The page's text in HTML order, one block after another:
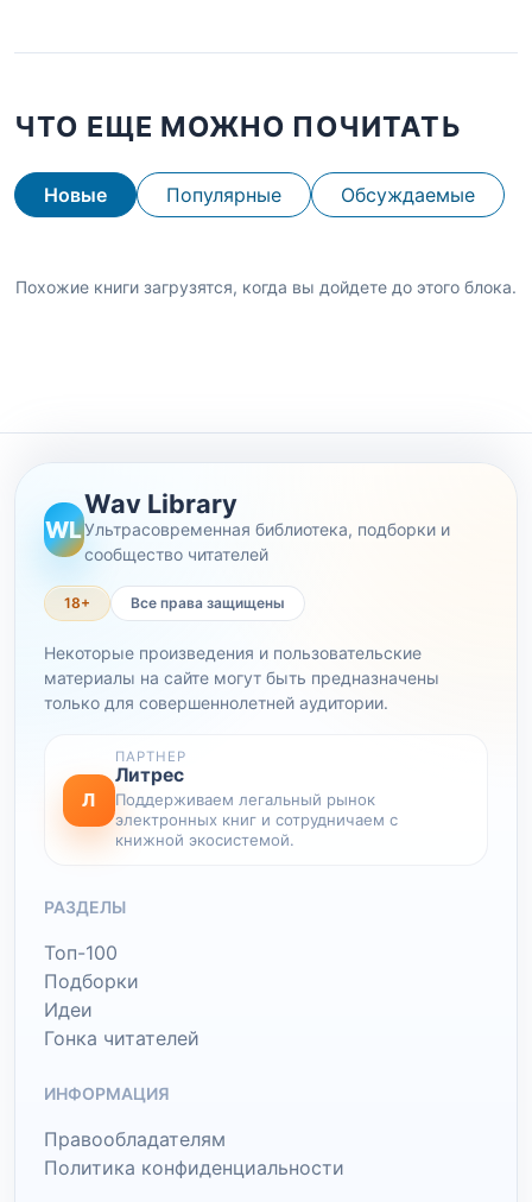
ЧТО ЕЩЕ МОЖНО ПОЧИТАТЬ
Новые Популярные Обсуждаемые
Похожие книги загрузятся, когда вы дойдете до этого блока.
WL
Wav Library
Ультрасовременная библиотека, подборки и
сообщество читателей
18+ Все права защищены
Некоторые произведения и пользовательские
материалы на сайте могут быть предназначены
только для совершеннолетней аудитории.
Л
ПАРТНЕР
Литрес
Поддерживаем легальный рынок
электронных книг и сотрудничаем с
книжной экосистемой.
РАЗДЕЛЫ
Топ-100
Подборки
Идеи
Гонка читателей
ИНФОРМАЦИЯ
Правообладателям
Политика конфиденциальности